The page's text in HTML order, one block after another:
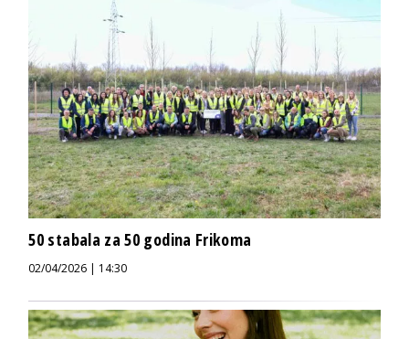
50 stabala za 50 godina Frikoma
02/04/2026 | 14:30